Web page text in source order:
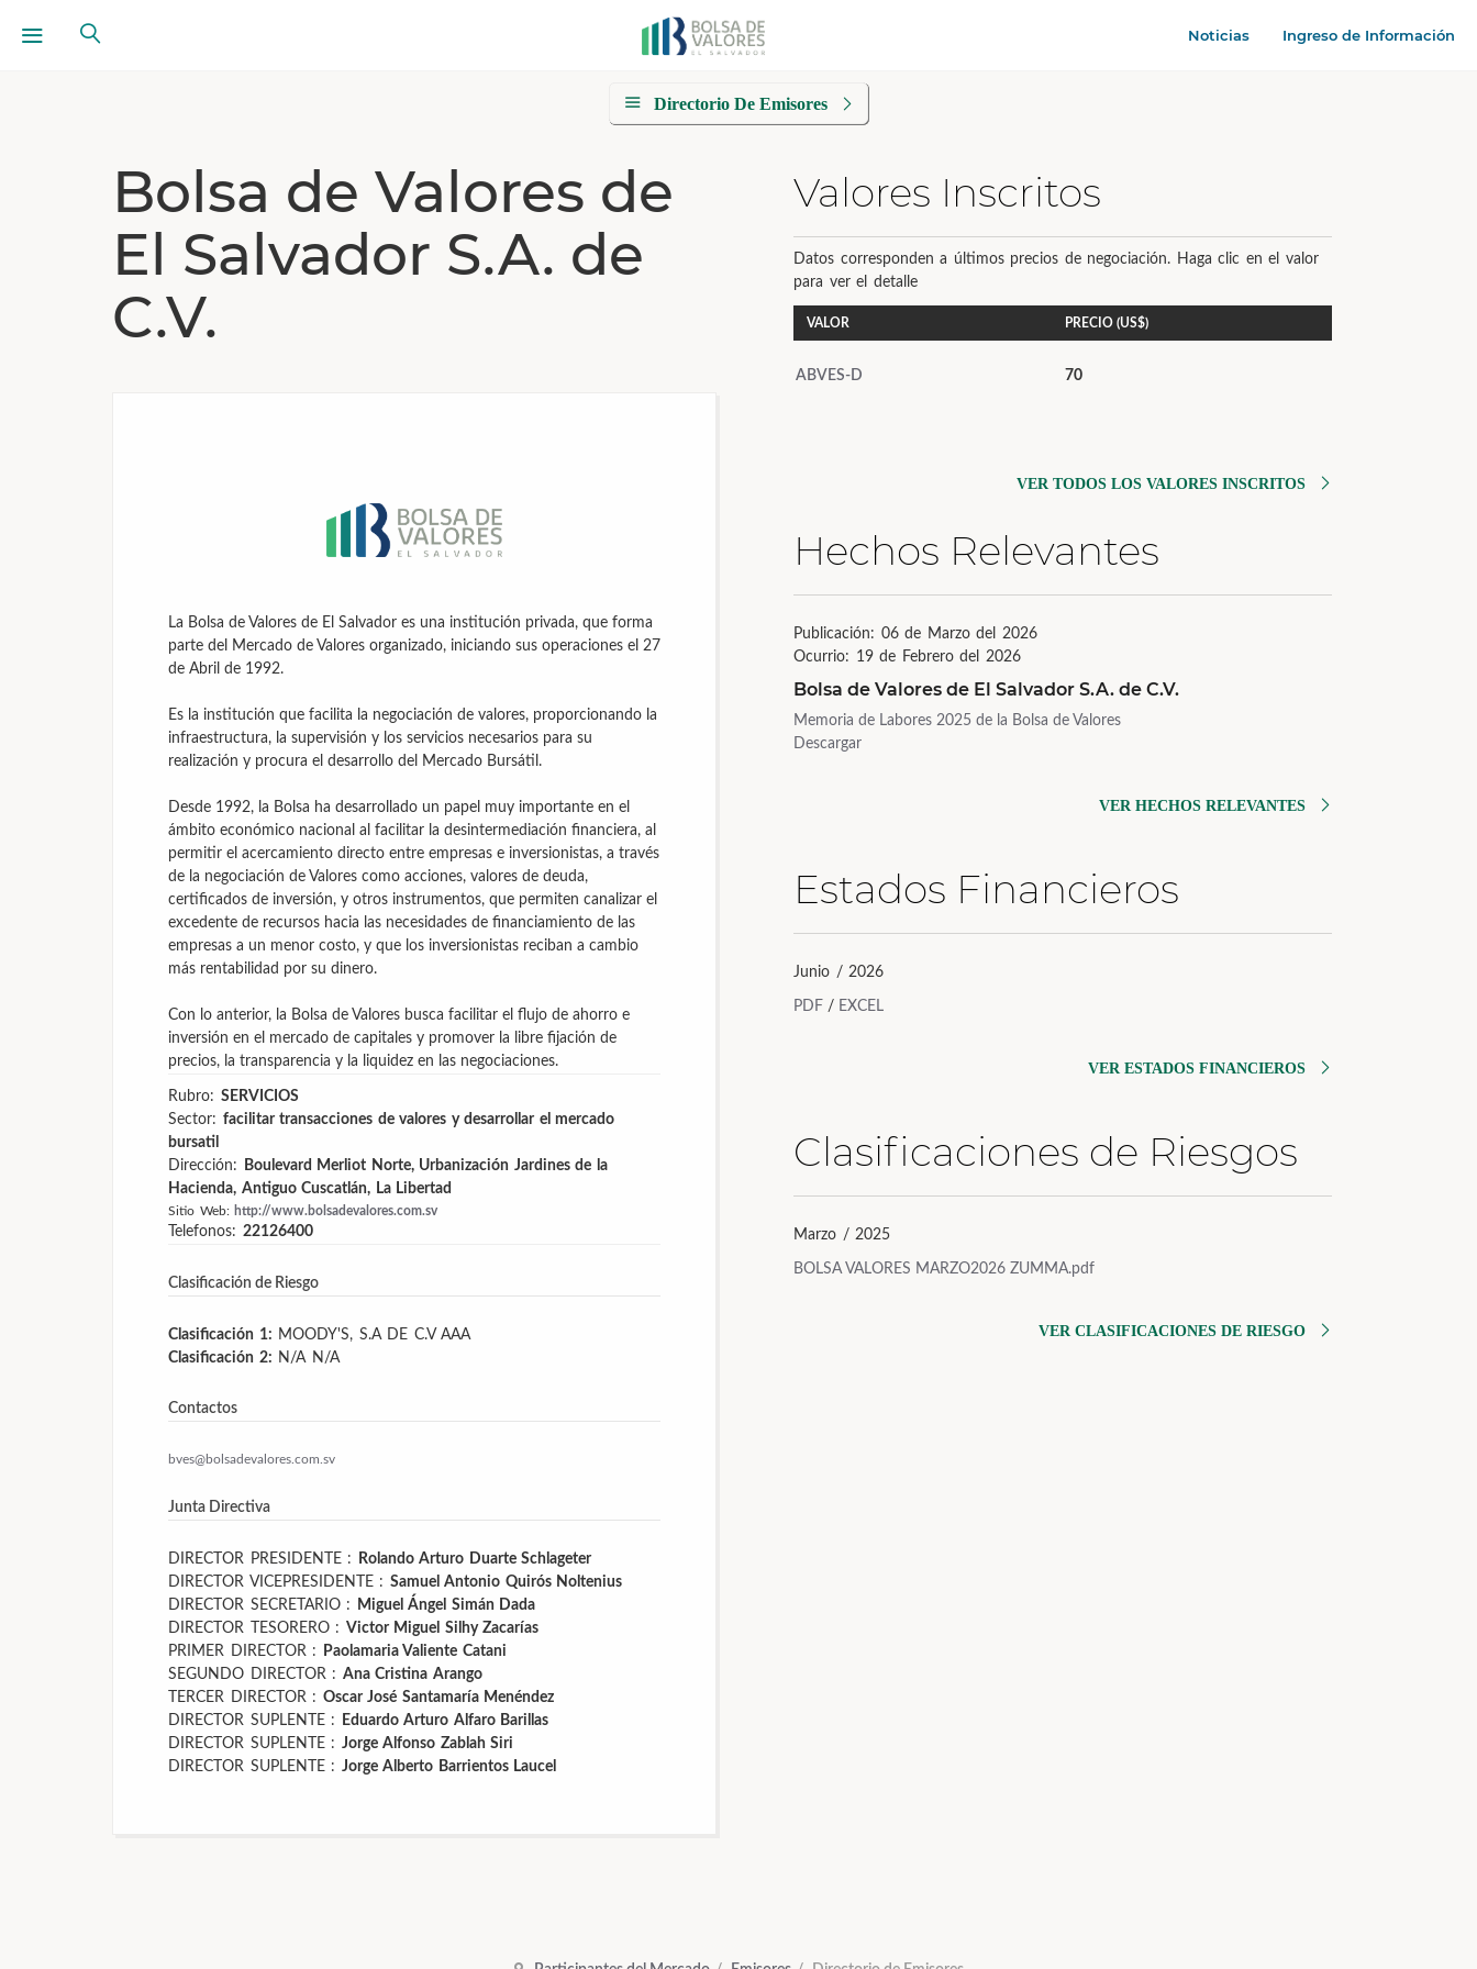
Noticias Ingreso de Información
Directorio De Emisores
Bolsa de Valores de
El Salvador S.A. de
C.V.
La Bolsa de Valores de El Salvador es una institución privada, que forma
parte del Mercado de Valores organizado, iniciando sus operaciones el 27
de Abril de 1992.
Es la institución que facilita la negociación de valores, proporcionando la
infraestructura, la supervisión y los servicios necesarios para su
realización y procura el desarrollo del Mercado Bursátil.
Desde 1992, la Bolsa ha desarrollado un papel muy importante en el
ámbito económico nacional al facilitar la desintermediación financiera, al
permitir el acercamiento directo entre empresas e inversionistas, a través
de la negociación de Valores como acciones, valores de deuda,
certificados de inversión, y otros instrumentos, que permiten canalizar el
excedente de recursos hacia las necesidades de financiamiento de las
empresas a un menor costo, y que los inversionistas reciban a cambio
más rentabilidad por su dinero.
Con lo anterior, la Bolsa de Valores busca facilitar el flujo de ahorro e
inversión en el mercado de capitales y promover la libre fijación de
precios, la transparencia y la liquidez en las negociaciones.
Rubro: SERVICIOS
Sector: facilitar transacciones de valores y desarrollar el mercado
bursatil
Dirección:
Boulevard Merliot Norte, Urbanización Jardines de la
Hacienda, Antiguo Cuscatlán, La Libertad
Sitio Web: http://www.bolsadevalores.com.sv
Telefonos: 22126400
Clasificación de Riesgo
Clasificación 1: MOODY'S, S.A DE C.VAAA
Clasificación 2: N/AN/A
Contactos
bves@bolsadevalores.com.sv
Junta Directiva
DIRECTOR PRESIDENTE :
Rolando Arturo Duarte Schlageter
DIRECTOR VICEPRESIDENTE : Samuel Antonio Quirós Noltenius
DIRECTOR SECRETARIO :
Miguel Ángel Simán Dada
DIRECTOR TESORERO : Victor Miguel Silhy Zacarías
PRIMER DIRECTOR :
Paolamaria Valiente Catani
SEGUNDO DIRECTOR : Ana Cristina Arango
TERCER DIRECTOR : Oscar José Santamaría Menéndez
DIRECTOR SUPLENTE :
Eduardo Arturo Alfaro Barillas
DIRECTOR SUPLENTE : Jorge Alfonso Zablah Siri
DIRECTOR SUPLENTE : Jorge Alberto Barrientos Laucel
Valores Inscritos
Datos corresponden a últimos precios de negociación. Haga clic en el valor
para ver el detalle
VALOR PRECIO (US$)
ABVES-D 70
VER TODOS LOS VALORES INSCRITOS
Hechos Relevantes
Publicación: 06 de Marzo del 2026
Ocurrio: 19 de Febrero del 2026
Bolsa de Valores de El Salvador S.A. de C.V.
Memoria de Labores 2025 de la Bolsa de Valores
Descargar
VER HECHOS RELEVANTES
Estados Financieros
Junio / 2026
PDF / EXCEL
VER ESTADOS FINANCIEROS
Clasificaciones de Riesgos
Marzo / 2025
BOLSA VALORES MARZO2026 ZUMMA.pdf
VER CLASIFICACIONES DE RIESGO